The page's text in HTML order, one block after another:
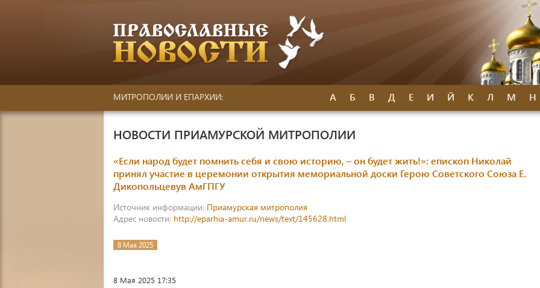
МИТРОПОЛИИ И ЕПАРХИИ: А Б В Д Е И Й К Л М Н
НОВОСТИ ПРИАМУРСКОЙ МИТРОПОЛИИ
«Если народ будет помнить себя и свою историю, – он будет жить!»: епископ Николай
принял участие в церемонии открытия мемориальной доски Герою Советского Союза Е.
Дикопольцевув АмГПГУ
Источник информации: Приамурская митрополия
Адрес новости: http://eparhia-amur.ru/news/text/145628.html
8 Мая 2025
8 Мая 2025 17:35